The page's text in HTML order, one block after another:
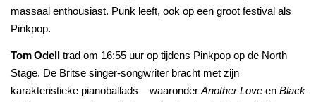
massaal enthousiast. Punk leeft, ook op een groot festival als
Pinkpop.
Tom Odell
trad om 16:55 uur op tijdens Pinkpop op de North
Stage. De Britse singer-songwriter bracht met zijn
karakteristieke pianoballads – waaronder Another Love en Black